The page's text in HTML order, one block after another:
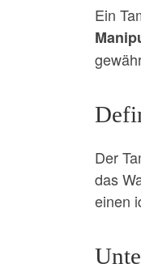
Ein
Der
das
einen